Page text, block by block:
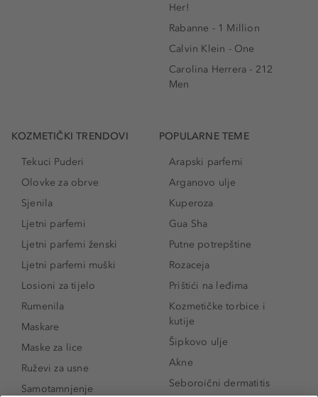
Her!
Rabanne - 1 Million
Calvin Klein - One
Carolina Herrera - 212
Men
KOZMETIČKI TRENDOVI
Tekuci Puderi
Olovke za obrve
Sjenila
Ljetni parfemi
Ljetni parfemi ženski
Ljetni parfemi muški
Losioni za tijelo
Rumenila
Maskare
Maske za lice
Ruževi za usne
Samotamnjenje
POPULARNE TEME
Arapski parfemi
Arganovo ulje
Kuperoza
Gua Sha
Putne potrepštine
Rozaceja
Prištići na leđima
Kozmetičke torbice i
kutije
Šipkovo ulje
Akne
Seboroični dermatitis